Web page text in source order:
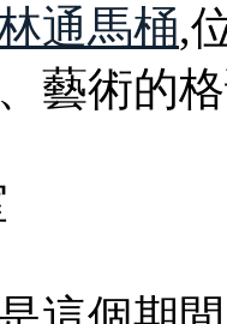
通馬桶,
藝術的